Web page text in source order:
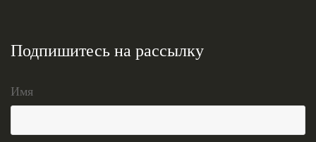
Подпишитесь на рассылку
Имя